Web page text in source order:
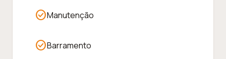
check_circleManutenção
check_circleBarramento